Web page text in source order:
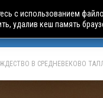
ЧАРТЕРЫ
В СРЕДНЕВЕКОВО
с использованием
удалив кеш память